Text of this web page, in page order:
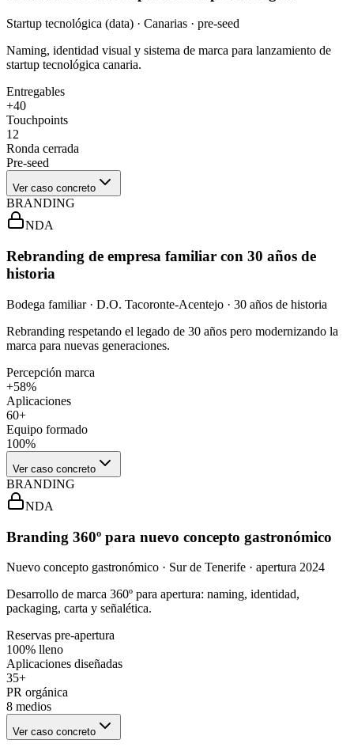
Startup tecnológica (data) · Canarias · pre-seed
Naming, identidad visual y sistema de marca para lanzamiento de
startup tecnológica canaria.
Entregables
+40
Touchpoints
12
Ronda cerrada
Pre-seed
Ver caso concreto
BRANDING
NDA
Rebranding de empresa familiar con 30 años de
historia
Bodega familiar · D.O. Tacoronte-Acentejo · 30 años de historia
Rebranding respetando el legado de 30 años pero modernizando la
marca para nuevas generaciones.
Percepción marca
+58%
Aplicaciones
60+
Equipo formado
100%
Ver caso concreto
BRANDING
NDA
Branding 360º para nuevo concepto gastronómico
Nuevo concepto gastronómico · Sur de Tenerife · apertura 2024
Desarrollo de marca 360º para apertura: naming, identidad,
packaging, carta y señalética.
Reservas pre-apertura
100% lleno
Aplicaciones diseñadas
35+
PR orgánica
8 medios
Ver caso concreto